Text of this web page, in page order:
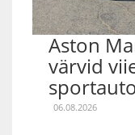
Aston
värvid
06.08.2026